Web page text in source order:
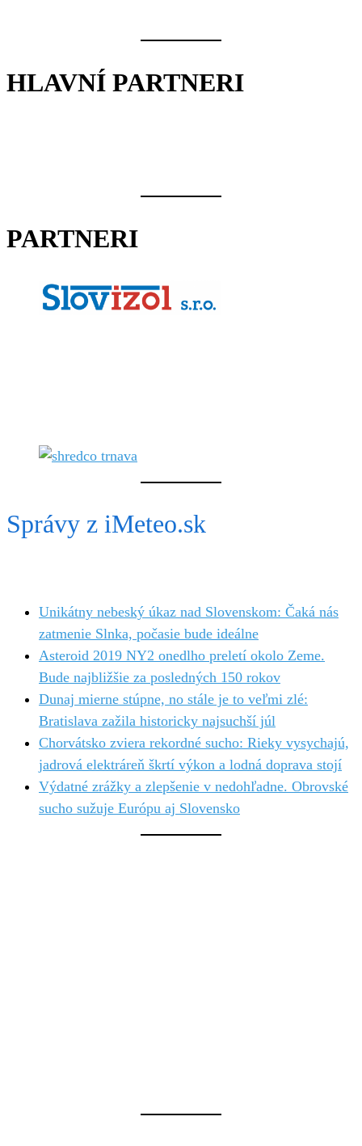
HLAVNÍ PARTNERI
PARTNERI
Správy z iMeteo.sk
Unikátny nebeský úkaz nad Slovenskom: Čaká nás
zatmenie Slnka, počasie bude ideálne
Asteroid 2019 NY2 onedlho preletí okolo Zeme.
Bude najbližšie za posledných 150 rokov
Dunaj mierne stúpne, no stále je to veľmi zlé:
Bratislava zažila historicky najsuchší júl
Chorvátsko zviera rekordné sucho: Rieky vysychajú,
jadrová elektráreň škrtí výkon a lodná doprava stojí
Výdatné zrážky a zlepšenie v nedohľadne. Obrovské
sucho sužuje Európu aj Slovensko